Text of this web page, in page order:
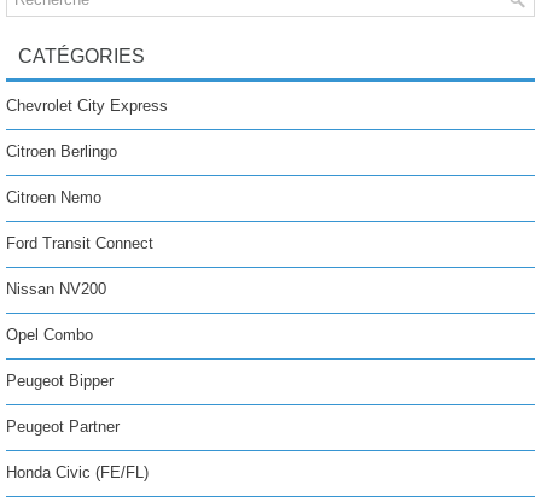
CATÉGORIES
Chevrolet City Express
Citroen Berlingo
Citroen Nemo
Ford Transit Connect
Nissan NV200
Opel Combo
Peugeot Bipper
Peugeot Partner
Honda Civic (FE/FL)